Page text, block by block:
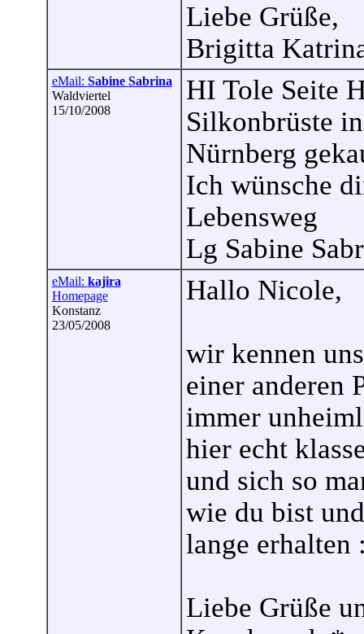
Liebe Grüße,
Brigitta
eMail: Sabine Sabrina
Waldviertel
15/10/2008
HI Tole Seite
Silkonbrüste in
Nürnberg
Ich wünsche
Lebensweg
Lg Sabine
eMail: kajira
Homepage
Konstanz
23/05/2008
Hallo Nicole,
wir kennen
einer anderen
immer
hier echt
und sich so
wie du bist
lange erhalten
Liebe Grüße